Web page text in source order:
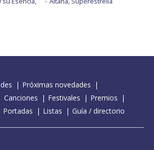
Próximas novedades
Canciones Festivales
Premios
Portadas Listas Guía / directorio